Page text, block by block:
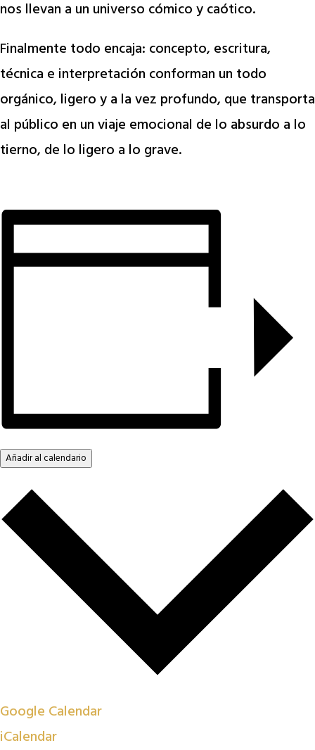
nos llevan a un universo cómico y caótico.
Finalmente todo encaja: concepto, escritura,
técnica e interpretación conforman un todo
orgánico, ligero y a la vez profundo, que transporta
al público en un viaje emocional de lo absurdo a lo
tierno, de lo ligero a lo grave.
Añadir al calendario
Google Calendar
iCalendar